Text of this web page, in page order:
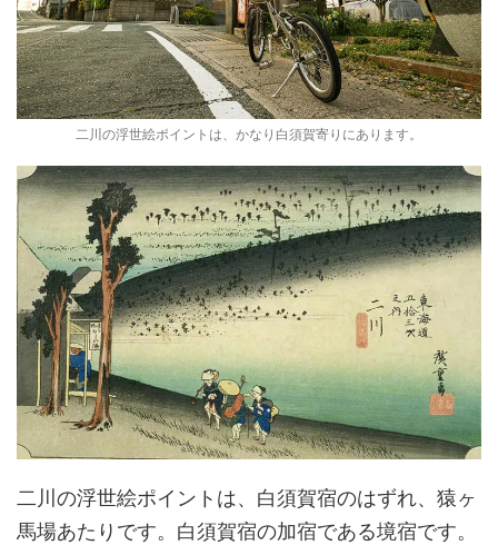
二川の浮世絵ポイントは、かなり白須賀寄りにあります。
二川の浮世絵ポイントは、白須賀宿のはずれ、猿ヶ
馬場あたりです。白須賀宿の加宿である境宿です。